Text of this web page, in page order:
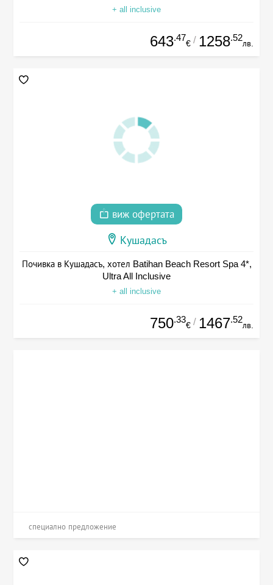
+ all inclusive
643.47
€ / 1258.52
лв.
виж офертата
Кушадасъ
Почивка в Кушадасъ, хотел Batihan Beach Resort Spa 4*,
Ultra All Inclusive
+ all inclusive
750.33
€ / 1467.52
лв.
специално предложение